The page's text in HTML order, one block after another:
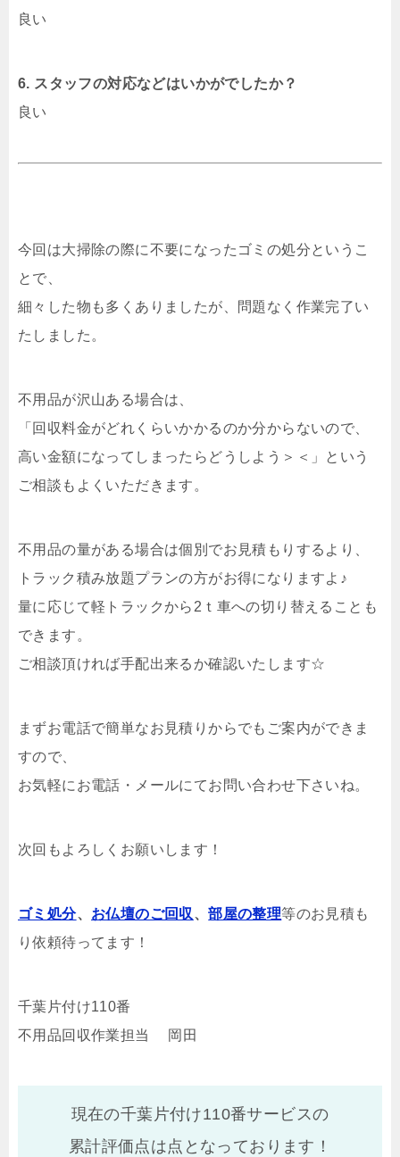
良い
6. スタッフの対応などはいかがでしたか？
良い
今回は大掃除の際に不要になったゴミの処分というこ
とで、
細々した物も多くありましたが、問題なく作業完了い
たしました。
不用品が沢山ある場合は、
「回収料金がどれくらいかかるのか分からないので、
高い金額になってしまったらどうしよう＞＜」という
ご相談もよくいただきます。
不用品の量がある場合は個別でお見積もりするより、
トラック積み放題プランの方がお得になりますよ♪
量に応じて軽トラックから2ｔ車への切り替えることも
できます。
ご相談頂ければ手配出来るか確認いたします☆
まずお電話で簡単なお見積りからでもご案内ができま
すので、
お気軽にお電話・メールにてお問い合わせ下さいね。
次回もよろしくお願いします！
ゴミ処分、 お仏壇のご回収、部屋の整理等のお見積も
り依頼待ってます！
千葉片付け110番
不用品回収作業担当 岡田
現在の千葉片付け110番サービスの
累計評価点は点となっております！